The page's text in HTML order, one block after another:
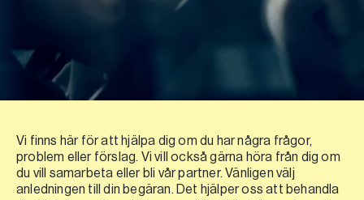
Vi finns här för att hjälpa dig om du har några frågor,
problem eller förslag. Vi vill också gärna höra från dig om
du vill samarbeta eller bli vår partner. Vänligen välj
anledningen till din begäran. Det hjälper oss att behandla